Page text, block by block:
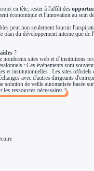
Région Guadeloupe
Région Guyane
Région Martinique
Région Mayotte
Nationales
Européennes
autonome
en tête, rester à l'affût des
économique et l'innovation au sein
peut non seulement fournir
plan du développement interne que
?
sites web et d’institutions
: Ces événements sont
et institutionnelles : Les sites
avec d'autres dirigeants
solution de veille automatisée basée